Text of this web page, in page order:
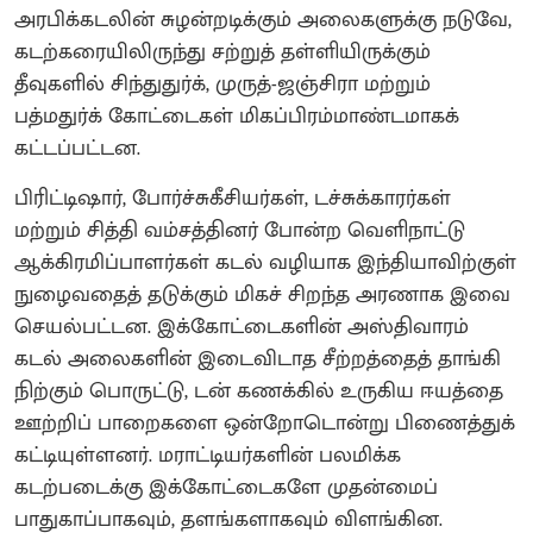
அரபிக்கடலின் சுழன்றடிக்கும் அலைகளுக்கு நடுவே,
கடற்கரையிலிருந்து சற்றுத் தள்ளியிருக்கும்
தீவுகளில் சிந்துதுர்க், முருத்-ஜஞ்சிரா மற்றும்
பத்மதுர்க் கோட்டைகள் மிகப்பிரம்மாண்டமாகக்
கட்டப்பட்டன.
பிரிட்டிஷார், போர்ச்சுகீசியர்கள், டச்சுக்காரர்கள்
மற்றும் சித்தி வம்சத்தினர் போன்ற வெளிநாட்டு
ஆக்கிரமிப்பாளர்கள் கடல் வழியாக இந்தியாவிற்குள்
நுழைவதைத் தடுக்கும் மிகச் சிறந்த அரணாக இவை
செயல்பட்டன. இக்கோட்டைகளின் அஸ்திவாரம்
கடல் அலைகளின் இடைவிடாத சீற்றத்தைத் தாங்கி
நிற்கும் பொருட்டு, டன் கணக்கில் உருகிய ஈயத்தை
ஊற்றிப் பாறைகளை ஒன்றோடொன்று பிணைத்துக்
கட்டியுள்ளனர். மராட்டியர்களின் பலமிக்க
கடற்படைக்கு இக்கோட்டைகளே முதன்மைப்
பாதுகாப்பாகவும், தளங்களாகவும் விளங்கின.